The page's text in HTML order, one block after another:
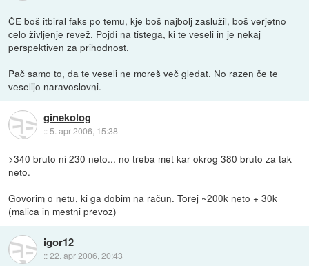
ČE boš itbiral faks po temu, kje boš najbolj zaslužil, boš verjetno
celo življenje revež. Pojdi na tistega, ki te veseli in je nekaj
perspektiven za prihodnost.
Pač samo to, da te veseli ne moreš več gledat. No razen če te
veselijo naravoslovni.
ginekolog
::5. apr 2006, 15:38
>340 bruto ni 230 neto... no treba met kar okrog 380 bruto za tak
neto.
Govorim o netu, ki ga dobim na račun. Torej ~200k neto + 30k
(malica in mestni prevoz)
igor12
::22. apr 2006, 20:43